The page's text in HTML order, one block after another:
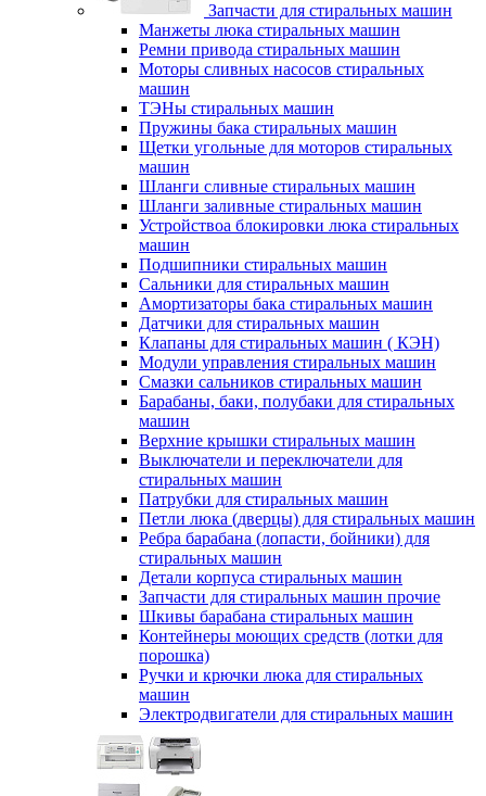
Запчасти для стиральных машин
Манжеты люка стиральных машин
Ремни привода стиральных машин
Моторы сливных насосов стиральных
машин
ТЭНы стиральных машин
Пружины бака стиральных машин
Щетки угольные для моторов стиральных
машин
Шланги сливные стиральных машин
Шланги заливные стиральных машин
Устройствоа блокировки люка стиральных
машин
Подшипники стиральных машин
Сальники для стиральных машин
Амортизаторы бака стиральных машин
Датчики для стиральных машин
Клапаны для стиральных машин ( КЭН)
Модули управления стиральных машин
Смазки сальников стиральных машин
Барабаны, баки, полубаки для стиральных
машин
Верхние крышки стиральных машин
Выключатели и переключатели для
стиральных машин
Патрубки для стиральных машин
Петли люка (дверцы) для стиральных машин
Ребра барабана (лопасти, бойники) для
стиральных машин
Детали корпуса стиральных машин
Запчасти для стиральных машин прочие
Шкивы барабана стиральных машин
Контейнеры моющих средств (лотки для
порошка)
Ручки и крючки люка для стиральных
машин
Электродвигатели для стиральных машин